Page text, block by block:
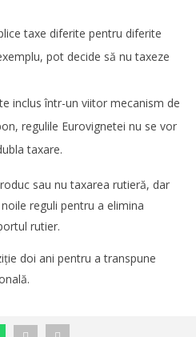
Cererea de spații
taxe diferite pentru diferite
pot decide să nu taxeze
inclus într-un viitor mecanism de
regulile Eurovignetei nu se vor
taxare.
sau nu taxarea rutieră, dar
reguli pentru a elimina
rutier.
doi ani pentru a transpune